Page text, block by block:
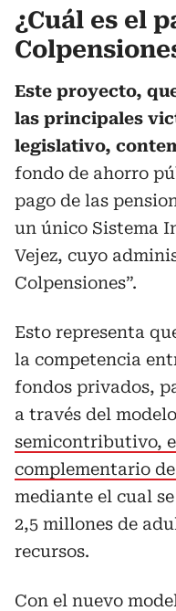
¿Cuál es el
Este proyecto,
las principales
legislativo,
fondo de ahorro
pago de las
un único Sistema
Vejez, cuyo
Colpensiones”.
Esto representa
la competencia
fondos privados,
a través del
semicontributivo,
complementario
mediante el cual
2,5 millones de
recursos.
Con el nuevo